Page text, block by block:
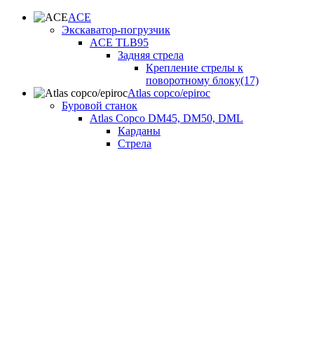
ACE
Экскаватор-погрузчик
ACE TLB95
Задняя стрела
Крепление стрелы к
поворотному блоку(17)
Atlas copco/epiroc
Буровой станок
Atlas Copco DM45, DM50, DML
Карданы
Стрела